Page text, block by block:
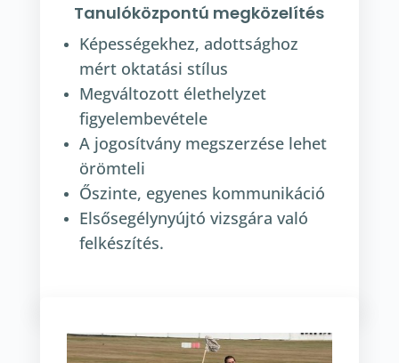
Tanulóközpontú megközelítés
Képességekhez, adottsághoz
mért oktatási stílus
Megváltozott élethelyzet
figyelembevétele
A jogosítvány megszerzése lehet
örömteli
Őszinte, egyenes kommunikáció
Elsősegélynyújtó vizsgára való
felkészítés.